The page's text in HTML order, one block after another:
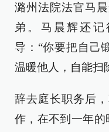
潞州法院法官马
弟。马晨辉还
导：“你要把自己
温暖他人，自能扫
辞去庭长职务后
作，在不到一年的